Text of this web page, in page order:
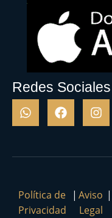
Redes Sociales
Política de
Privacidad
| Aviso
Legal
|